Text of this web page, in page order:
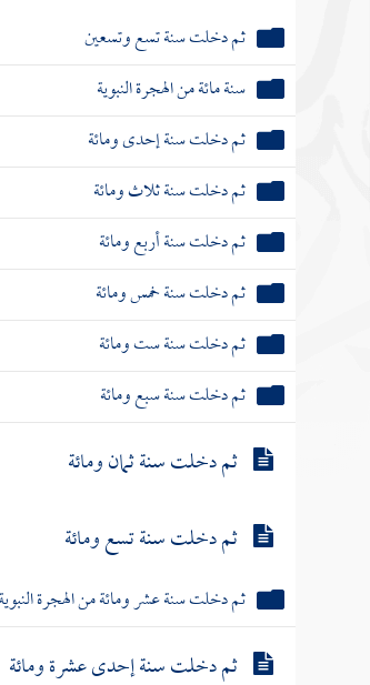
ثم دخلت سنة خمس وتسعين
ثم دخلت سنة ست وتسعين
ثم دخلت سنة سبع وتسعين
ثم دخلت سنة ثمان وتسعين
ثم دخلت سنة تسع وتسعين
سنة مائة من الهجرة النبوية
ثم دخلت سنة إحدى ومائة
ثم دخلت سنة ثلاث ومائة
ثم دخلت سنة خمس ومائة
ثم دخلت سنة ست ومائة
ثم دخلت سنة سبع ومائة